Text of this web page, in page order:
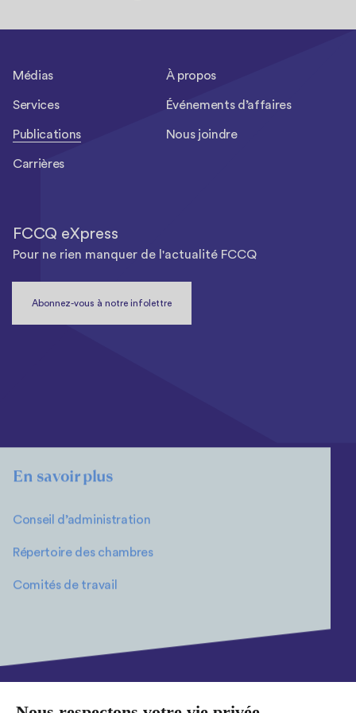
En savoir plus
Conseil d’administration
Répertoire des chambres
Comités de travail
Médias À propos
Services Événements d’affaires
Publications Nous joindre
Carrières
FCCQ eXpress
Pour ne rien manquer de l'actualité FCCQ
Abonnez-vous à notre infolettre